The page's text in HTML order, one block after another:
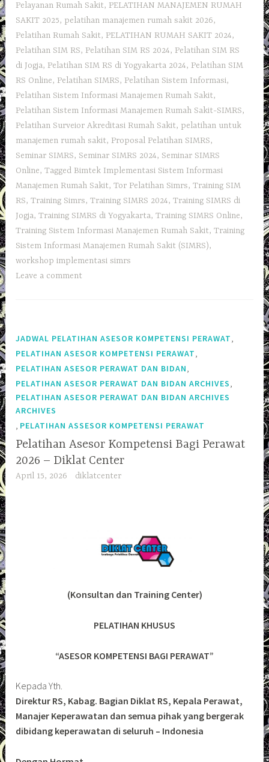
Pelayanan Rumah Sakit, PELATIHAN MANAJEMEN RUMAH
SAKIT 2025, pelatihan manajemen rumah sakit 2026,
Pelatihan Rumah Sakit‎, PELATIHAN RUMAH SAKIT 2024,
Pelatihan SIM RS, Pelatihan SIM RS 2024, Pelatihan SIM RS
di Jogja, Pelatihan SIM RS di Yogyakarta 2024, Pelatihan SIM
RS Online, Pelatihan SIMRS, Pelatihan Sistem Informasi,
Pelatihan Sistem Informasi Manajemen Rumah Sakit,
Pelatihan Sistem Informasi Manajemen Rumah Sakit-SIMRS,
Pelatihan Surveior Akreditasi Rumah Sakit, pelatihan untuk
manajemen rumah sakit, Proposal Pelatihan SIMRS,
Seminar SIMRS, Seminar SIMRS 2024, Seminar SIMRS
Online,Tagged Bimtek Implementasi Sistem Informasi
Manajemen Rumah Sakit,Tor Pelatihan Simrs,Training SIM
RS,Training Simrs,Training SIMRS 2024,Training SIMRS di
Jogja,Training SIMRS di Yogyakarta,Training SIMRS Online,
Training Sistem Informasi Manajemen Rumah Sakit,Training
Sistem Informasi Manajemen Rumah Sakit (SIMRS),
workshop implementasi simrs
Leave a comment
JADWAL PELATIHAN ASESOR KOMPETENSI PERAWAT,
PELATIHAN ASESOR KOMPETENSI PERAWAT,
PELATIHAN ASESOR PERAWAT DAN BIDAN,
PELATIHAN ASESOR PERAWAT DAN BIDAN ARCHIVES,
PELATIHAN ASESOR PERAWAT DAN BIDAN ARCHIVES
ARCHIVES
, PELATIHAN ASSESOR KOMPETENSI PERAWAT
Pelatihan Asesor Kompetensi Bagi Perawat
2026 – Diklat Center
April 15, 2026 diklatcenter
(Konsultan dan Training Center)
PELATIHAN KHUSUS
“ASESOR KOMPETENSI BAGI PERAWAT”
Kepada Yth.
Direktur RS, Kabag. Bagian Diklat RS, Kepala Perawat,
Manajer Keperawatan dan semua pihak yang bergerak
dibidang keperawatan di seluruh – Indonesia